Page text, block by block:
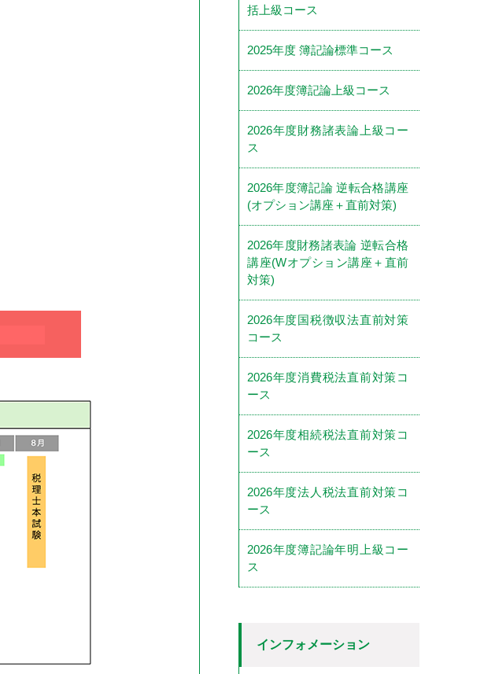
括上級コース
2025年度 簿記論標準コース
2026年度簿記論上級コース
2026年度財務諸表論上級コー
ス
2026年度簿記論 逆転合格講座
(オプション講座＋直前対策)
2026年度財務諸表論 逆転合格
講座(Wオプション講座＋直前
対策)
2026年度国税徴収法直前対策
コース
2026年度消費税法直前対策コ
ース
2026年度相続税法直前対策コ
ース
2026年度法人税法直前対策コ
ース
2026年度簿記論年明上級コー
ス
インフォメーション